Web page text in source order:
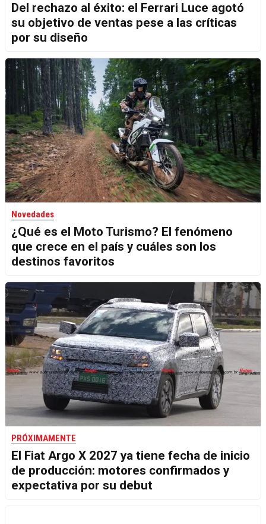
Del rechazo al éxito: el Ferrari Luce agotó
su objetivo de ventas pese a las críticas
por su diseño
Novedades
¿Qué es el Moto Turismo? El fenómeno
que crece en el país y cuáles son los
destinos favoritos
PRÓXIMAMENTE
El Fiat Argo X 2027 ya tiene fecha de inicio
de producción: motores confirmados y
expectativa por su debut